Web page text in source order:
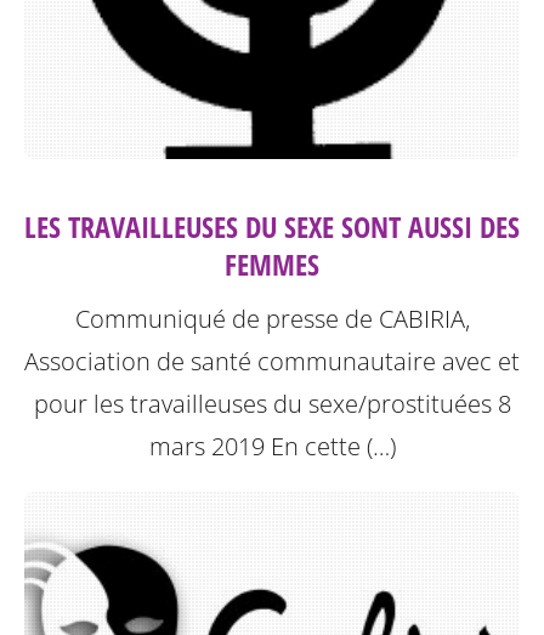
LES TRAVAILLEUSES DU SEXE SONT AUSSI DES
FEMMES
Communiqué de presse de CABIRIA,
Association de santé communautaire avec et
pour les travailleuses du sexe/prostituées 8
mars 2019 En cette (…)